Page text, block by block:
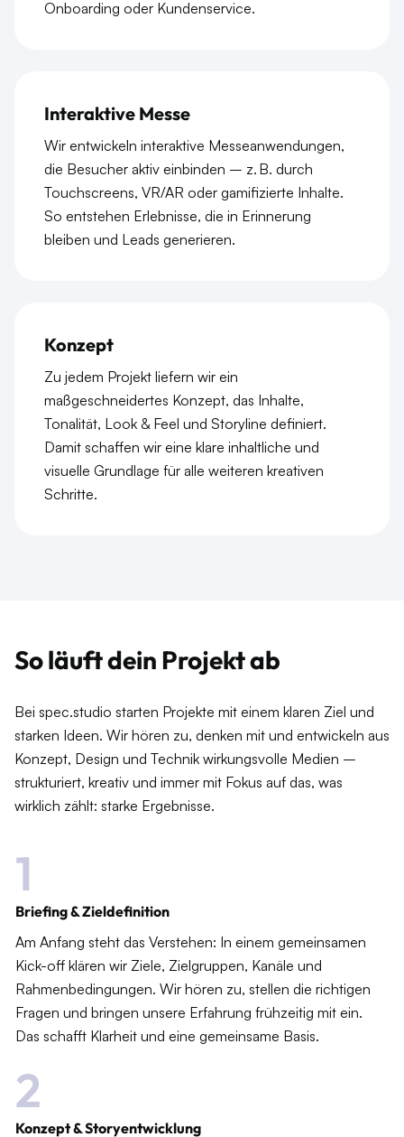
Onboarding oder Kundenservice.
Interaktive Messe
Wir entwickeln interaktive Messeanwendungen,
die Besucher aktiv einbinden – z. B. durch
Touchscreens, VR/AR oder gamifizierte Inhalte.
So entstehen Erlebnisse, die in Erinnerung
bleiben und Leads generieren.
Konzept
Zu jedem Projekt liefern wir ein
maßgeschneidertes Konzept, das Inhalte,
Tonalität, Look & Feel und Storyline definiert.
Damit schaffen wir eine klare inhaltliche und
visuelle Grundlage für alle weiteren kreativen
Schritte.
So läuft dein Projekt ab
Bei spec.studio starten Projekte mit einem klaren Ziel und
starken Ideen. Wir hören zu, denken mit und entwickeln aus
Konzept, Design und Technik wirkungsvolle Medien –
strukturiert, kreativ und immer mit Fokus auf das, was
wirklich zählt: starke Ergebnisse.
1
Briefing & Zieldefinition
Am Anfang steht das Verstehen: In einem gemeinsamen
Kick-off klären wir Ziele, Zielgruppen, Kanäle und
Rahmenbedingungen. Wir hören zu, stellen die richtigen
Fragen und bringen unsere Erfahrung frühzeitig mit ein.
Das schafft Klarheit und eine gemeinsame Basis.
2
Konzept & Storyentwicklung